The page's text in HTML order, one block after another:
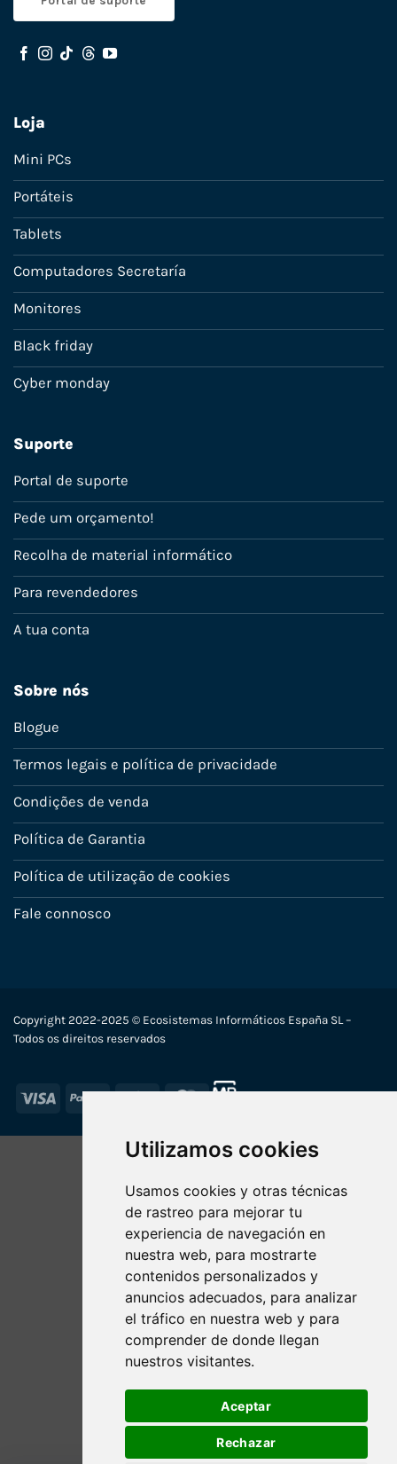
Utilizamos cookies
Usamos cookies y otras técnicas
de rastreo para mejorar tu
experiencia de navegación en
nuestra web, para mostrarte
contenidos personalizados y
anuncios adecuados, para analizar
el tráfico en nuestra web y para
comprender de donde llegan
nuestros visitantes.
Aceptar
Rechazar
Loja
Mini PCs
Portáteis
Tablets
Computadores Secretaría
Monitores
Black friday
Cyber monday
Suporte
Portal de suporte
Pede um orçamento!
Recolha de material informático
Para revendedores
A tua conta
Sobre nós
Blogue
Termos legais e política de privacidade
Condições de venda
Política de Garantia
Política de utilização de cookies
Fale connosco
Copyright 2022-2025 © Ecosistemas Informáticos España SL –
Todos os direitos reservados
Visa PayPal Stripe MasterCard